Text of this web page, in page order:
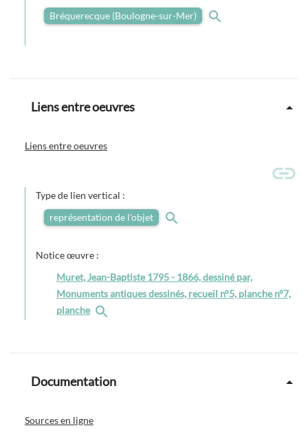
Bréquerecque (Boulogne-sur-Mer)
Liens entre oeuvres
Liens entre oeuvres
Type de lien vertical :
représentation de l'objet
Notice œuvre :
Muret, Jean-Baptiste 1795 - 1866, dessiné par,
Monuments antiques dessinés, recueil n°5, planche n°7,
planche
Documentation
Sources en ligne